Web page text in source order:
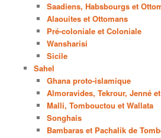
Saadiens, Habsbourgs et
Alaouites et Ottomans
Pré-coloniale et Coloniale
Wansharisi
Sicile
Sahel
Ghana proto-islamique
Almoravides, Tekrour, Jenné
Malli, Tombouctou et Wallata
Songhais
Bambaras et Pachalik de